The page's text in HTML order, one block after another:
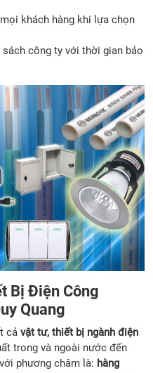
khách hàng khi lựa chọn
công ty với thời gian bảo
Bị Điện Công
Quang
cả vật tư, thiết bị ngành điện
trong và ngoài nước đến
phương châm là: hàng